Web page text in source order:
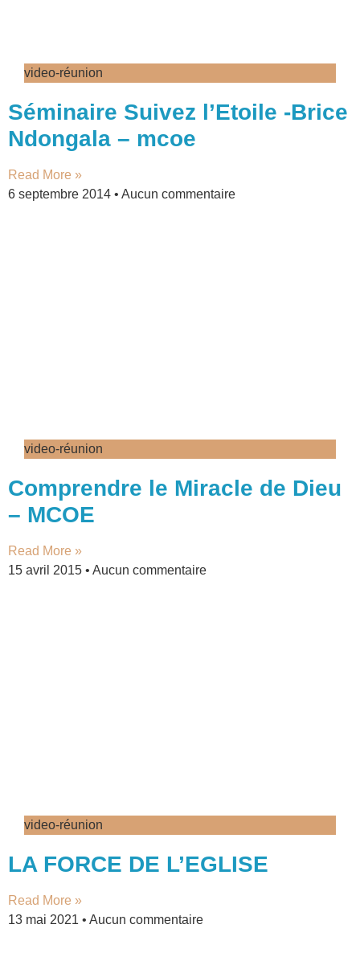
video-réunion
Séminaire Suivez l’Etoile -Brice
Ndongala – mcoe
Read More »
6 septembre 2014
Aucun commentaire
video-réunion
Comprendre le Miracle de Dieu
– MCOE
Read More »
15 avril 2015
Aucun commentaire
video-réunion
LA FORCE DE L’EGLISE
Read More »
13 mai 2021
Aucun commentaire